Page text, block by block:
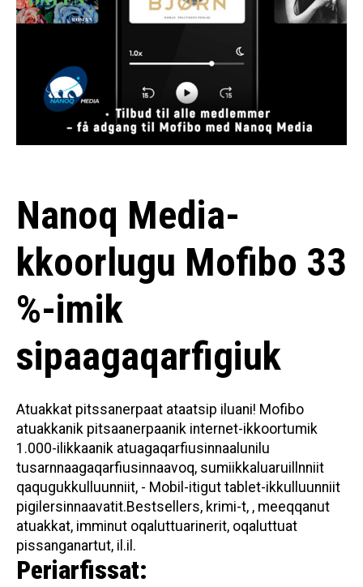
Nanoq Media-
kkoorlugu Mofibo 33
%-imik
sipaagaqarfigiuk
Atuakkat pitssanerpaat ataatsip iluani! Mofibo
atuakkanik pitsaanerpaanik internet-ikkoortumik
1.000-ilikkaanik atuagaqarfiusinnaalunilu
tusarnnaagaqarfiusinnaavoq, sumiikkaluaruillnniit
qaqugukkulluunniit, - Mobil-itigut tablet-ikkulluunniit
pigilersinnaavatit.Bestsellers, krimi-t, , meeqqanut
atuakkat, imminut oqaluttuarinerit, oqaluttuat
pissanganartut, il.il.
Periarfissat: